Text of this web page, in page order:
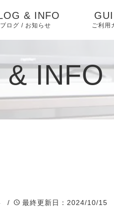
テーブル
ベッド
ソファベッド
テレビ台
& INFO
ブログ / お知らせ
互リンク
ご利用
特
プラ
& INFO
/ 最終更新日 ：2024/10/15